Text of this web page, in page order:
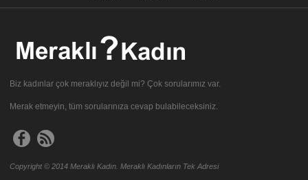
Biz kadınlar çok meraklıyız değil mi? Çok sorularımız var.
Merak etmeyin, tüm sorularınıza cevap bulabileceksiniz.
Copyright © 2014 Meraklı Kadın. Meraklı Kadınların Tek Adresi